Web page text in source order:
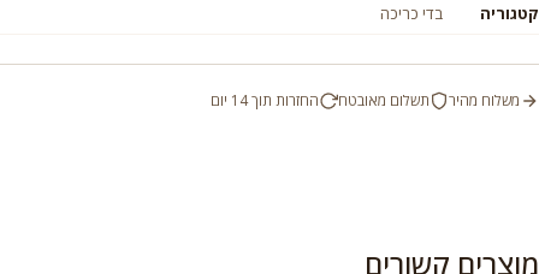
קטגוריה
בדי כריכה
משלוח מהיר תשלום מאובטח החזרות תוך 14 יום
מוצרים קשורים